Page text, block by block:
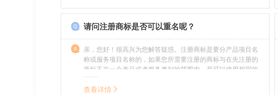
请问注册商标是否可以重名呢？
亲，您好！很高兴为您解答疑惑。注册商标是要分产品项目名
称或服务项目名称的，如果您所需要注册的商标与在先注册的
商标不在一个产品或者服务类别的范围内，是可以使用相同的
名称的。希望我的回答能帮到您。
查看详情